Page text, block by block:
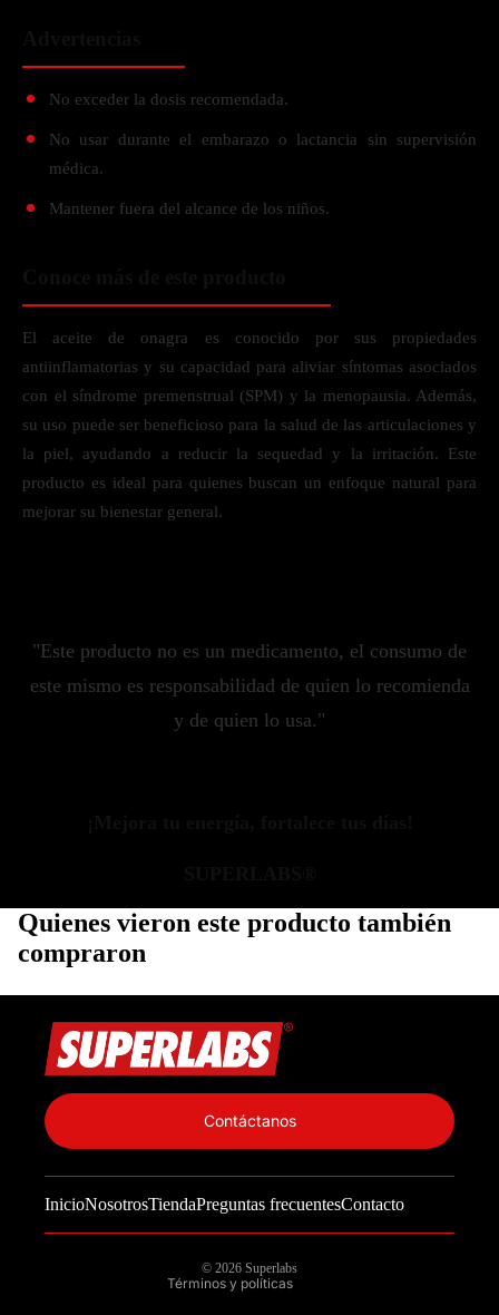
No exceder la dosis recomendada.
No usar durante el embarazo o lactancia sin supervisión
médica.
Mantener fuera del alcance de los niños.
El aceite de onagra es conocido por sus propiedades
antiinflamatorias y su capacidad para aliviar síntomas asociados
con el síndrome premenstrual (SPM) y la menopausia. Además,
su uso puede ser beneficioso para la salud de las articulaciones y
la piel, ayudando a reducir la sequedad y la irritación. Este
producto es ideal para quienes buscan un enfoque natural para
mejorar su bienestar general.
"Este producto no es un medicamento, el consumo de
este mismo es responsabilidad de quien lo recomienda
y de quien lo usa."
Quienes vieron este producto también
compraron
InicioNosotrosTiendaPreguntas frecuentesContacto
Contáctanos
© 2026 Superlabs
Términos y políticas
Información de contacto
Política de reembolso
Términos del servicio
Política de envío